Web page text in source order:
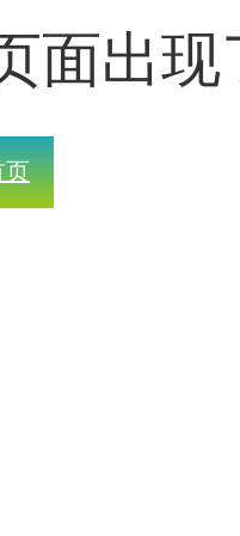
面出现
页